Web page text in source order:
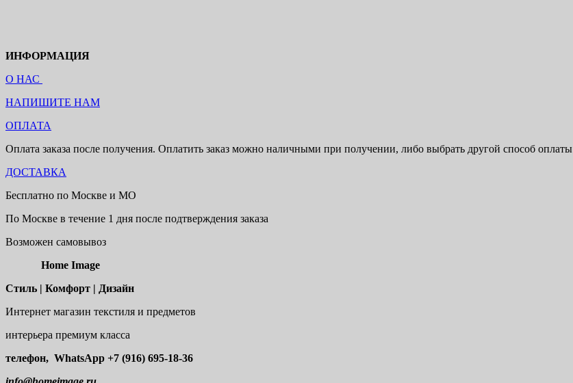
ИНФОРМАЦИЯ
О НАС
НАПИШИТЕ НАМ
ОПЛАТА
Оплата заказа после получения. Оплатить заказ можно наличными при получении, либо выбрать другой способ оплаты
ДОСТАВКА
Бесплатно по Москве и МО
По Москве в течение 1 дня после подтверждения заказа
Возможен самовывоз
Home Image
Стиль | Комфорт | Дизайн
Интернет магазин текстиля и предметов
интерьера премиум класса
телефон, WhatsApp +7 (916) 695-18-36